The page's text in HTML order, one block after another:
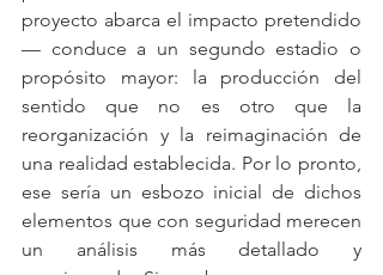
proyecto abarca el impacto pretendido
— conduce a un segundo estadio o
propósito mayor: la producción del
sentido que no es otro que la
reorganización y la reimaginación de
una realidad establecida. Por lo pronto,
ese sería un esbozo inicial de dichos
elementos que con seguridad merecen
un análisis más detallado y